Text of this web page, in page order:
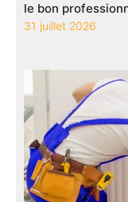
le bon
31 juillet 2026